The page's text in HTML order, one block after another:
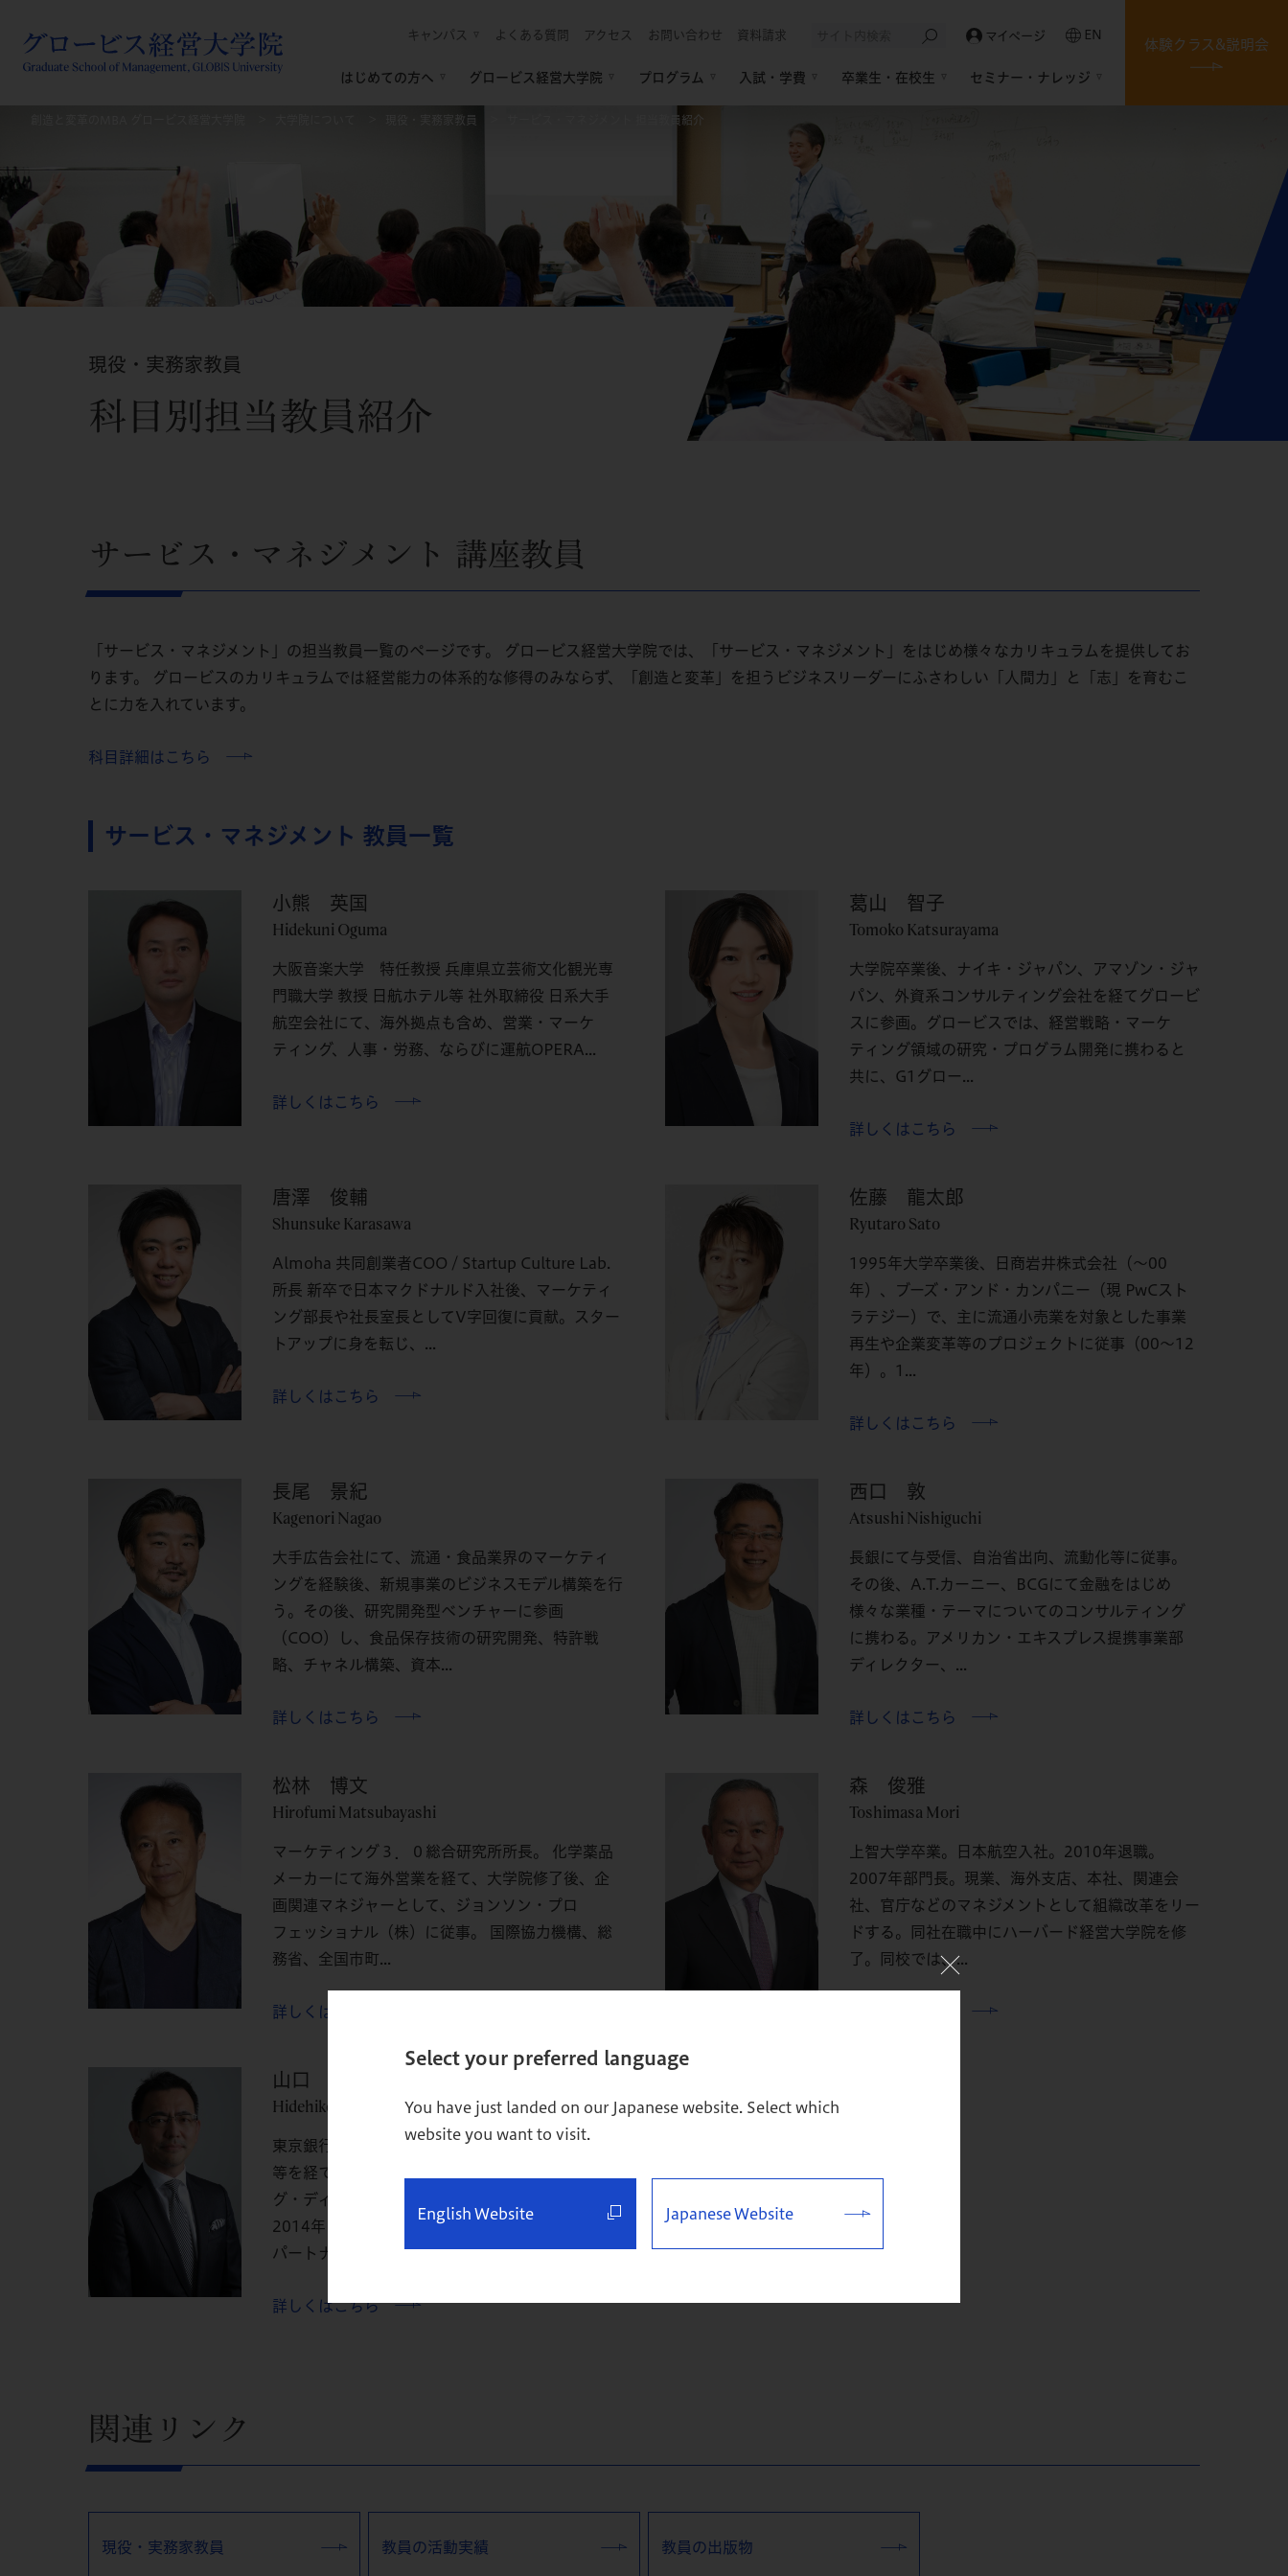
キャンパス よくある質問 アクセス お問い合わせ 資料請求 マイページ EN
はじめての方へ グロービス経営大学院 プログラム 入試・学費 卒業生・在校生 セミナー・ナレッジ
体験クラス&説明会
Select your preferred language
You have just landed on our Japanese website. Select which
website you want to visit.
English Website Japanese Website
現役・実務家教員 サービス・マネジメント 担当教員紹介
現役・実務家教員
科目別担当教員紹介
サービス・マネジメント 講座教員
「サービス・マネジメント」の担当教員一覧のページです。 グロービス経営大学院では、「サービス・マネジメント」をはじめ様々なカリキュラムを提供してお
ります。 グロービスのカリキュラムでは経営能力の体系的な修得のみならず、「創造と変革」を担うビジネスリーダーにふさわしい「人間力」と「志」を育むこ
とに力を入れています。
科目詳細はこちら
サービス・マネジメント 教員一覧
小熊 英国
Hidekuni Oguma
大阪音楽大学 特任教授 兵庫県立芸術文化観光専
門職大学 教授 日航ホテル等 社外取締役 日系大手
航空会社にて、海外拠点も含め、営業・マーケ
ティング、人事・労務、ならびに運航OPERA...
詳しくはこちら
葛山 智子
Tomoko Katsurayama
大学院卒業後、ナイキ・ジャパン、アマゾン・ジャ
パン、外資系コンサルティング会社を経てグロービ
スに参画。グロービスでは、経営戦略・マーケ
ティング領域の研究・プログラム開発に携わると
共に、G1グロー...
詳しくはこちら
唐澤 俊輔
Shunsuke Karasawa
Almoha 共同創業者COO / Startup Culture Lab.
所長 新卒で日本マクドナルド入社後、マーケティ
ング部長や社長室長としてV字回復に貢献。スター
トアップに身を転じ、...
詳しくはこちら
佐藤 龍太郎
Ryutaro Sato
1995年大学卒業後、日商岩井株式会社（〜00
年）、ブーズ・アンド・カンパニー（現 PwCスト
ラテジー）で、主に流通小売業を対象とした事業
再生や企業変革等のプロジェクトに従事（00〜12
年）。1...
詳しくはこちら
長尾 景紀
Kagenori Nagao
大手広告会社にて、流通・食品業界のマーケティ
ングを経験後、新規事業のビジネスモデル構築を行
う。その後、研究開発型ベンチャーに参画
（COO）し、食品保存技術の研究開発、特許戦
略、チャネル構築、資本...
詳しくはこちら
西口 敦
Atsushi Nishiguchi
長銀にて与受信、自治省出向、流動化等に従事。
その後、A.T.カーニー、BCGにて金融をはじめ
様々な業種・テーマについてのコンサルティング
に携わる。アメリカン・エキスプレス提携事業部
ディレクター、...
詳しくはこちら
松林 博文
Hirofumi Matsubayashi
マーケティング３．０総合研究所所長。 化学薬品
メーカーにて海外営業を経て、大学院修了後、企
画関連マネジャーとして、ジョンソン・プロ
フェッショナル（株）に従事。 国際協力機構、総
務省、全国市町...
詳しくはこちら
森 俊雅
Toshimasa Mori
上智大学卒業。日本航空入社。2010年退職。
2007年部門長。現業、海外支店、本社、関連会
社、官庁などのマネジメントとして組織改革をリー
ドする。同社在職中にハーバード経営大学院を修
了。同校では、...
山口 英彦
Hidehiko Yamaguchi
東京銀行、ボストン・コンサルティング・グループ
等を経てグロービスへ。7年間に亘ってマネジン
グ・ディレクターとして同社の経営に参画した後、
2014年に独立。現在は企業のイノベーション・
パートナー、...
詳しくはこちら
関連リンク
現役・実務家教員 教員の活動実績 教員の出版物